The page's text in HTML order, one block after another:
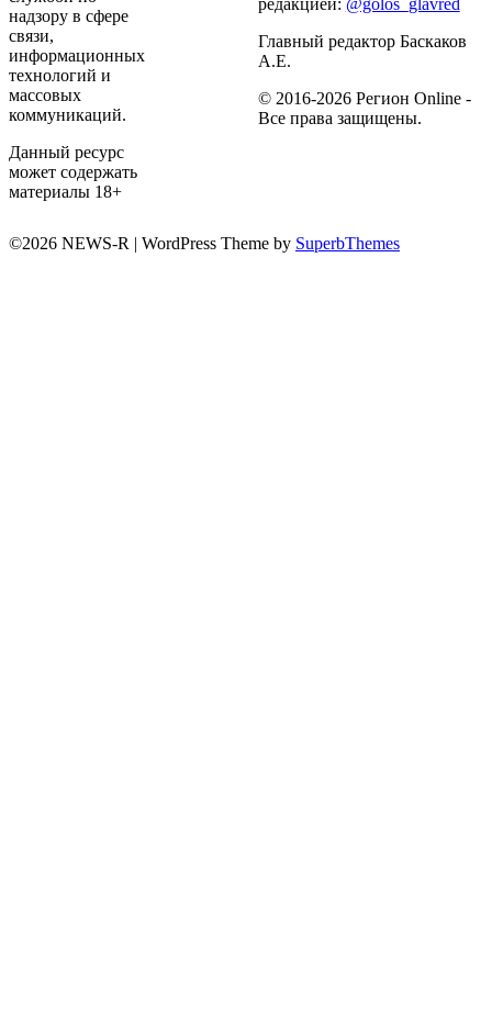
надзору в сфере
связи,
информационных
технологий и
массовых
коммуникаций.
Данный ресурс
может содержать
материалы 18+
редакцией: @golos_glavred
Главный редактор Баскаков
А.Е.
© 2016-2026 Регион Online -
Все права защищены.
©2026 NEWS-R | WordPress Theme by SuperbThemes